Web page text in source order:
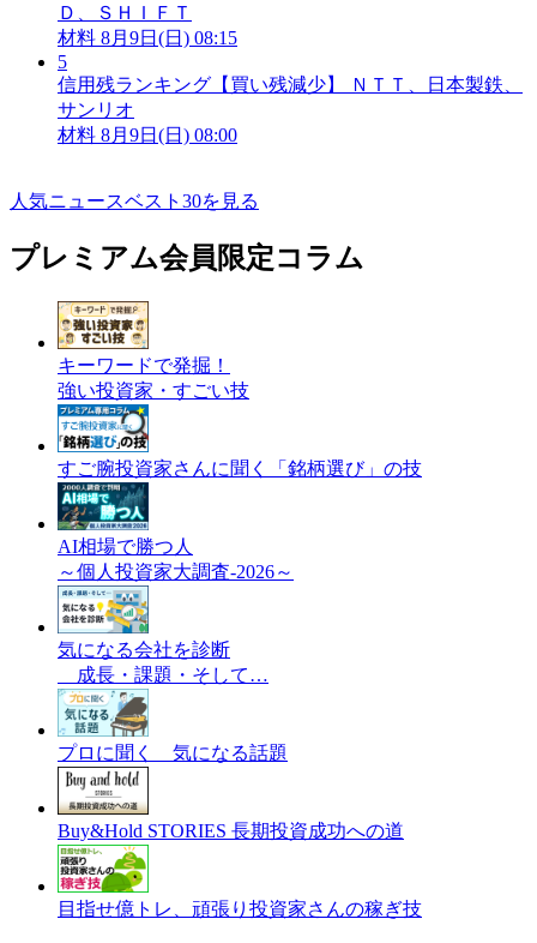
Ｄ、ＳＨＩＦＴ
材料 8月9日(日) 08:15
5
信用残ランキング【買い残減少】 ＮＴＴ、日本製鉄、
サンリオ
材料 8月9日(日) 08:00
人気ニュースベスト30を見る
プレミアム会員限定コラム
キーワードで発掘！
強い投資家・すごい技
すご腕投資家さんに聞く「銘柄選び」の技
AI相場で勝つ人
～個人投資家大調査-2026～
気になる会社を診断
成長・課題・そして…
プロに聞く 気になる話題
Buy&Hold STORIES 長期投資成功への道
目指せ億トレ、頑張り投資家さんの稼ぎ技